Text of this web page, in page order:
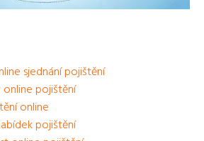
sjednání pojištění
pojištění
online
pojištění